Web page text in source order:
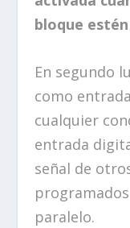
bloque
En segundo
como
cualquier
entrada
señal de
paralelo.